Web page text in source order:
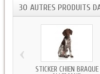
30 AUTRES PRODUITS
STICKER CHIEN BRAQUE
‹